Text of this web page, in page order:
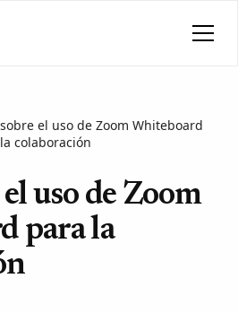
el uso de Zoom Whiteboard
colaboración
uso de Zoom
para la